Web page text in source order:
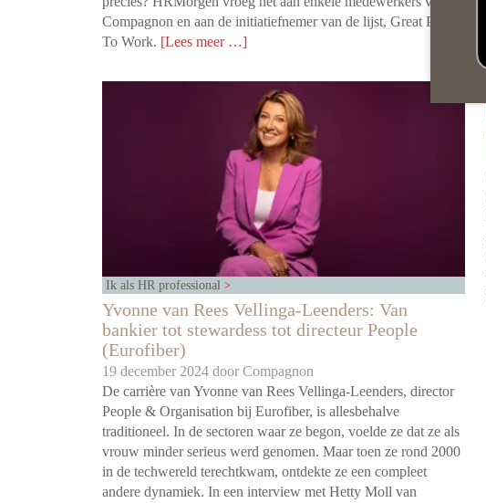
Compagnon en aan de initiatiefnemer van de lijst, Great Place
To Work. [Lees meer …]
Ik als HR professional
Yvonne van Rees Vellinga-Leenders: Van
bankier tot stewardess tot directeur People
(Eurofiber)
19 december 2024 door Compagnon
De carrière van Yvonne van Rees Vellinga-Leenders, director
People & Organisation bij Eurofiber, is allesbehalve
traditioneel. In de sectoren waar ze begon, voelde ze dat ze als
vrouw minder serieus werd genomen. Maar toen ze rond 2000
in de techwereld terechtkwam, ontdekte ze een compleet
andere dynamiek. In een interview met Hetty Moll van